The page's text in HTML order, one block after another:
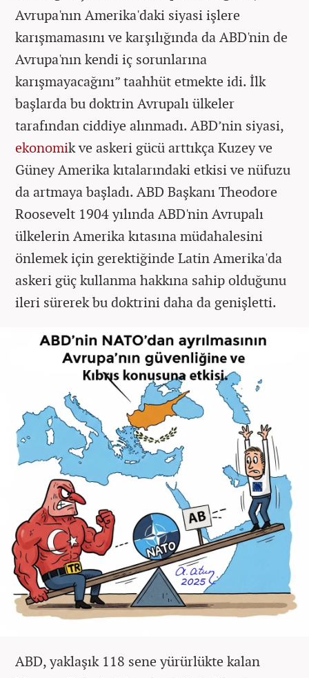
Avrupa'nın Amerika'daki siyasi işlere
karışmamasını ve karşılığında da ABD'nin de
Avrupa'nın kendi iç sorunlarına
karışmayacağını” taahhüt etmekte idi. İlk
başlarda bu doktrin Avrupalı ülkeler
tarafından ciddiye alınmadı. ABD’nin siyasi,
ekonomik ve askeri gücü arttıkça Kuzey ve
Güney Amerika kıtalarındaki etkisi ve nüfuzu
da artmaya başladı. ABD Başkanı Theodore
Roosevelt 1904 yılında ABD'nin Avrupalı
ülkelerin Amerika kıtasına müdahalesini
önlemek için gerektiğinde Latin Amerika'da
askeri güç kullanma hakkına sahip olduğunu
ileri sürerek bu doktrini daha da genişletti.
ABD, yaklaşık 118 sene yürürlükte kalan